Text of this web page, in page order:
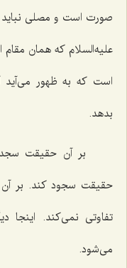
صورت است و مصلی
علیه‌السلام که همان
است که به ظهور می‌آید
بدهد.
بر آن حقیقت
حقیقت سجود کند. بر آن
تفاوتی نمی‌کند. اینجا
می‌شود.